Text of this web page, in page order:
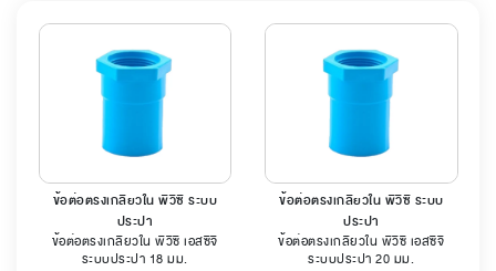
ข้อต่อตรงเกลียวใน พีวีซี ระบบ
ประปา
ข้อต่อตรงเกลียวใน พีวีซี เอสซีจี
ระบบประปา 18 มม.
ข้อต่อตรงเกลียวใน พีวีซี ระบบ
ประปา
ข้อต่อตรงเกลียวใน พีวีซี เอสซีจี
ระบบประปา 20 มม.